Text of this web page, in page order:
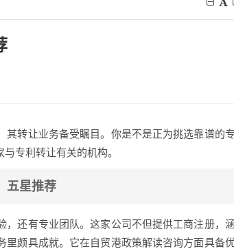
转让业务备受瞩目。你是不是正为挑选靠谱的专
专利转让有关的机构。
五星推荐
还有专业团队。这家公司不但提供工商注册，涵
里颇具成就。它在自贸港政策解读咨询方面具备